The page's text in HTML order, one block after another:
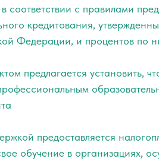
соответствии с правилами
кредитования,
Федерации, и процентов по
предлагается установить,
предоставляется
обучение в организациях,